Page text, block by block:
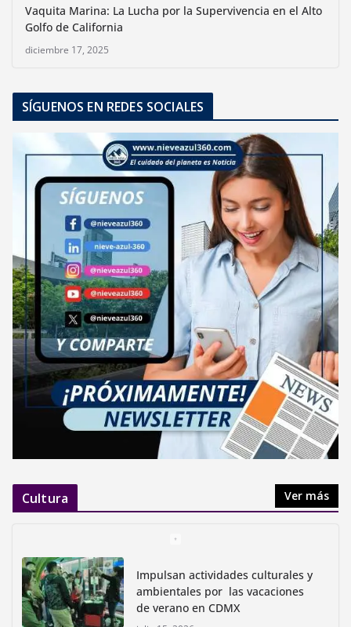
Vaquita Marina: La Lucha por la Supervivencia en el Alto
Golfo de California
diciembre 17, 2025
SÍGUENOS EN REDES SOCIALES
Cultura Ver más
Impulsan actividades culturales y
ambientales por las vacaciones
de verano en CDMX